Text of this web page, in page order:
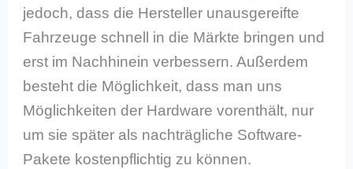
jedoch, dass die Hersteller unausgereifte
Fahrzeuge schnell in die Märkte bringen und
erst im Nachhinein verbessern. Außerdem
besteht die Möglichkeit, dass man uns
Möglichkeiten der Hardware vorenthält, nur
um sie später als nachträgliche Software-
Pakete kostenpflichtig zu können.